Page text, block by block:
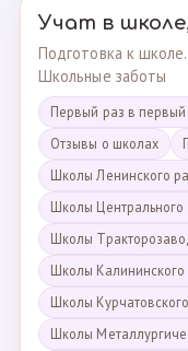
Учат в
Подготовка к
Школьные заботы
Первый раз в первый
Отзывы о школах
Школы Ленинского
Школы Центрального
Школы
Школы
Школы
Школы